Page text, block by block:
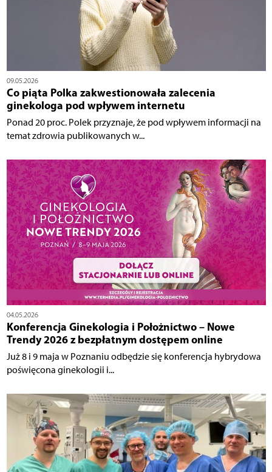
09.05.2026
Co piąta Polka zakwestionowała zalecenia
ginekologa pod wpływem internetu
Ponad 20 proc. Polek przyznaje, że pod wpływem informacji na
temat zdrowia publikowanych w...
04.05.2026
Konferencja Ginekologia i Położnictwo – Nowe
Trendy 2026 z bezpłatnym dostępem online
Już 8 i 9 maja w Poznaniu odbędzie się konferencja hybrydowa
poświęcona ginekologii i...